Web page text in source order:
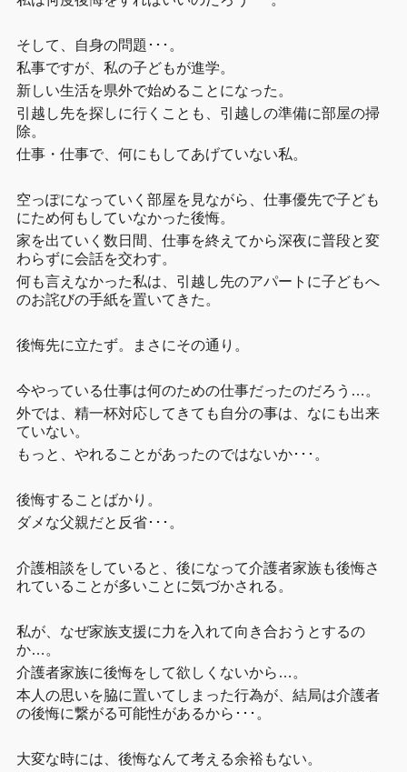
そして、自身の問題･･･。
私事ですが、私の子どもが進学。
新しい生活を県外で始めることになった。
引越し先を探しに行くことも、引越しの準備に部屋の掃
除。
仕事・仕事で、何にもしてあげていない私。
空っぽになっていく部屋を見ながら、仕事優先で子ども
にため何もしていなかった後悔。
家を出ていく数日間、仕事を終えてから深夜に普段と変
わらずに会話を交わす。
何も言えなかった私は、引越し先のアパートに子どもへ
のお詫びの手紙を置いてきた。
後悔先に立たず。まさにその通り。
今やっている仕事は何のための仕事だったのだろう…。
外では、精一杯対応してきても自分の事は、なにも出来
ていない。
もっと、やれることがあったのではないか･･･。
後悔することばかり。
ダメな父親だと反省･･･。
介護相談をしていると、後になって介護者家族も後悔さ
れていることが多いことに気づかされる。
私が、なぜ家族支援に力を入れて向き合おうとするの
か…。
介護者家族に後悔をして欲しくないから…。
本人の思いを脇に置いてしまった行為が、結局は介護者
の後悔に繋がる可能性があるから･･･。
大変な時には、後悔なんて考える余裕もない。